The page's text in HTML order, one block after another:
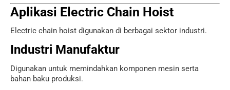
Aplikasi Electric Chain Hoist
Electric chain hoist digunakan di berbagai sektor industri.
Industri Manufaktur
Digunakan untuk memindahkan komponen mesin serta
bahan baku produksi.